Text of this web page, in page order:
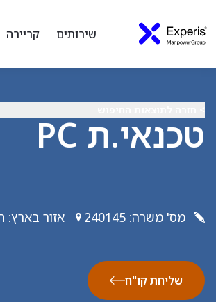
שירותים קריירה
טכנאי.ת PC
מס' משרה:
240145 אזור בארץ:
שליחת קו"ח